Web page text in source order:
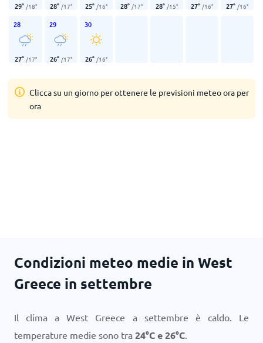
29° /18° 28° /17° 25° /16° 28° /17° 28° /15° 27° /16° 27° /16°
28
27° /17°
29
26° /17°
30
26° /16°
Clicca su un giorno per ottenere le previsioni meteo ora per
ora
Condizioni meteo medie in West
Greece in settembre
Il clima a West Greece a settembre è caldo. Le
temperature medie sono tra 24°Ce26°C.